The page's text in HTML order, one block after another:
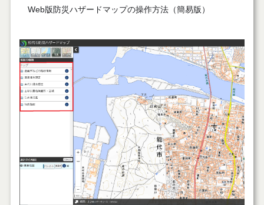
Web版防災ハザードマップの操作方法（簡易版）